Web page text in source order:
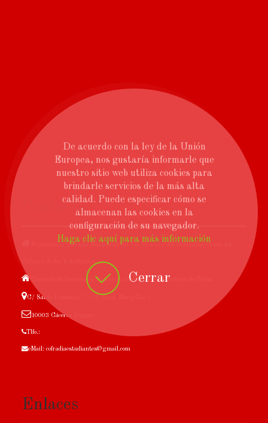
Cerrar
De acuerdo con la ley de la Unión
Europea, nos gustaría informarle que
nuestro sitio web utiliza cookies para
brindarle servicios de la más alta
calidad. Puede especificar cómo se
almacenan las cookies en la
configuración de su navegador.
Haga clic aquí para más información
Contacto
Franciscana Cofradía Penitencial del Vía Crucis y del Santísimo Cristo del
Calvario de los Estudiantes
Convento de Reverendos Padres Franciscanos San Antonio de Pádua
C/ Santo Domingo, 7 - C/ Gral. Margallo, 3
10003 Cáceres España
Tlfo.:
eMail: cofradiaestudiantes@gmail.com
Enlaces